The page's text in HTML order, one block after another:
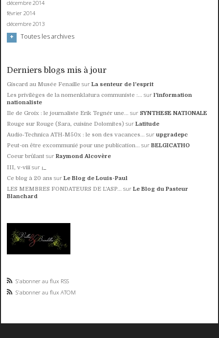
décembre 2014
février 2014
décembre 2013
Toutes les archives
Derniers blogs mis à jour
Giscard au Musée Fenaille surLa senteur de l'esprit
Les privilèges de la nomenklatura communiste :... surl'information
nationaliste
Ile de Groix : le journaliste Erik Tegnér une... sur SYNTHESE NATIONALE
Rouge sur Rouge (Sara, cuisine Dolomites) surLatitude
Audio‑Technica ATH‑M50x : le son des vacances... surupgradepc
Peut-on être excommunié pour une publication... surBELGICATHO
Coeur brûlant surRaymond Alcovère
III, v-viii sur ;_
Ce blog à 20 ans surLe Blog de Louis-Paul
LES MEMBRES FONDATEURS DE L'ASP... surLe Blog du Pasteur
Blanchard
S'abonner au flux RSS
S'abonner au flux ATOM